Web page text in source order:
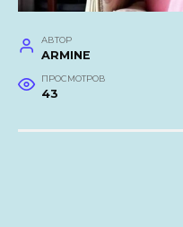
АВТОР
ARMINE
ПРОСМОТРОВ
43